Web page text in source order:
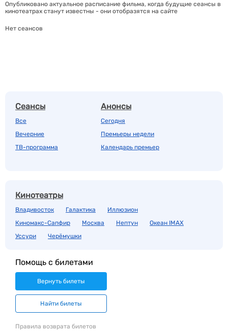
Опубликовано актуальное расписание фильма, когда будущие сеансы в
кинотеатрах станут известны - они отобразятся на сайте
Нет сеансов
Сеансы
Все
Вечерние
ТВ-программа
Анонсы
Сегодня
Премьеры недели
Календарь премьер
Кинотеатры
Владивосток Галактика
Иллюзион
Киномакс-Сапфир
Москва Нептун
Океан IMAX
Уссури
Черёмушки
Помощь с билетами
Вернуть билеты
Найти билеты
Правила возврата билетов